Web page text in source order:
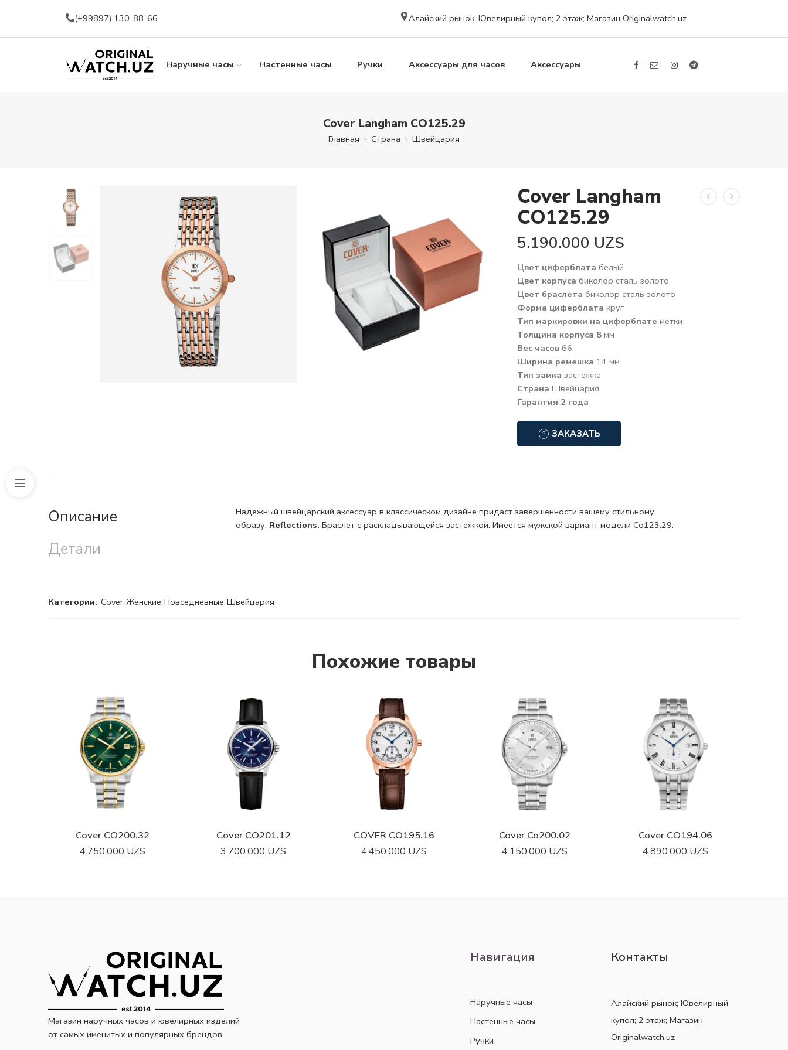
(+99897) 130-88-66 Алайский рынок; Ювелирный купол; 2 этаж; Магазин Originalwatch.uz
Наручные часы Настенные часы Ручки Аксессуары для часов Аксессуары
Cover Langham CO125.29
Главная Страна Швейцария
Cover Langham
CO125.29
5.190.000 UZS
Цвет циферблата белый
Цвет корпуса биколор сталь золото
Цвет браслета биколор сталь золото
Форма циферблата круг
Тип маркировки на циферблате метки
Толщина корпуса 8 мм
Вес часов 66
Ширина ремешка 14 мм
Тип замка застежка
Страна Швейцария
Гарантия 2 года
ЗАКАЗАТЬ
Описание
Детали
Надежный швейцарский аксессуар в классическом дизайне придаст завершенности вашему стильному
образу. Reflections. Браслет с раскладывающейся застежкой. Имеется мужской вариант модели Co123.29.
Категории: Cover,Женские,Повседневные,Швейцария
Похожие товары
Cover CO200.32
4.750.000 UZS
Сover CO201.12
3.700.000 UZS
COVER CO195.16
4.450.000 UZS
Cover Co200.02
4.150.000 UZS
Cover CO194.06
4.890.000 UZS
Магазин наручных часов и ювелирных изделий
от самых именитых и популярных брендов.
Навигация
Наручные часы
Настенные часы
Ручки
Контакты
Алайский рынок; Ювелирный
купол; 2 этаж; Магазин
Originalwatch.uz